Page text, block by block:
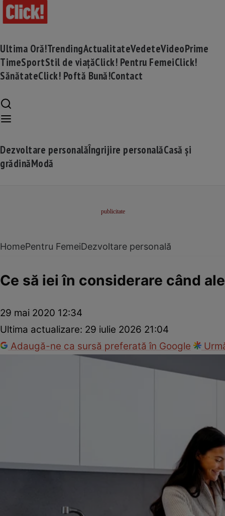
Ultima Oră!TrendingActualitateVedeteVideoPrime
TimeSportStil de viațăClick! Pentru FemeiClick!
SănătateClick! Poftă Bună!Contact
Dezvoltare personalăÎngrijire personalăCasă și
grădinăModă
HomePentru FemeiDezvoltare personală
Ce să iei în considerare când
29 mai 2020 12:34
Ultima actualizare: 29 iulie 2026 21:04
Adaugă-ne ca sursă preferată în Google